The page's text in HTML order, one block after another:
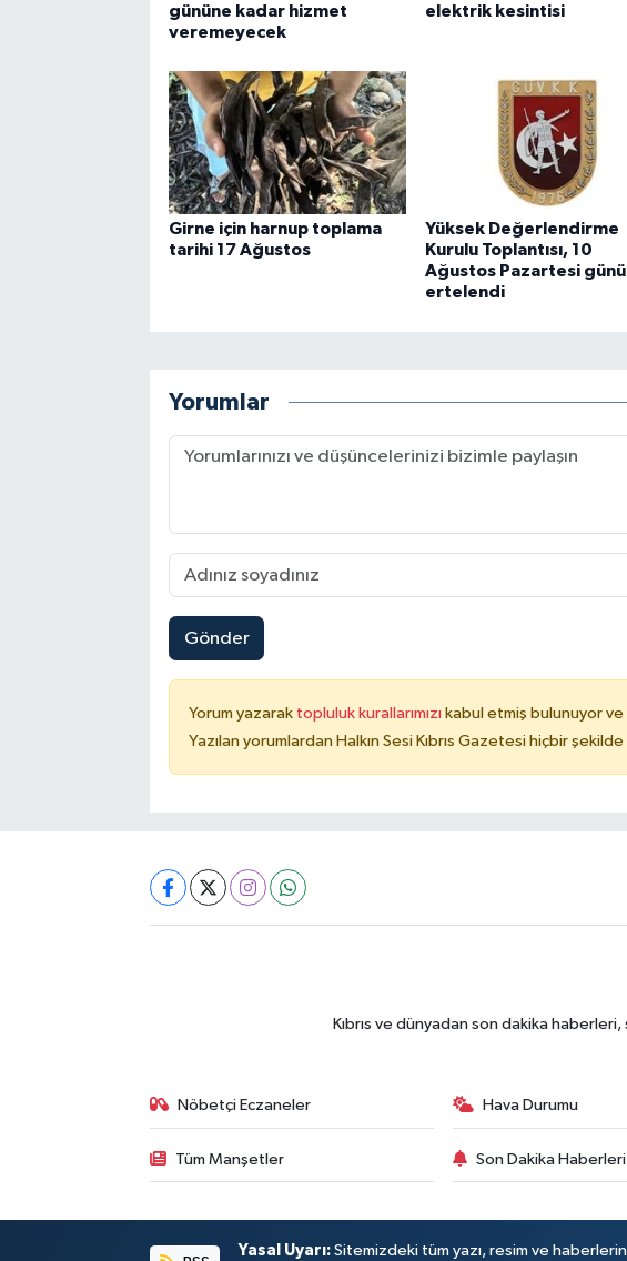
gününe kadar hizmet
veremeyecek
elektrik kesintisi
Girne için harnup toplama
tarihi 17 Ağustos
Yüksek Değerlendirme
Kurulu Toplantısı, 10
Ağustos Pazartesi
ertelendi
Yorumlar
Gönder
Yorum yazarak topluluk kurallarımızı kabul etmiş bulunuyor
Yazılan yorumlardan Halkın Sesi Kıbrıs Gazetesi hiçbir
Kıbrıs ve dünyadan son dakika
Nöbetçi Eczaneler Hava Durumu
Tüm Manşetler Son Dakika Haberleri
Yasal Uyarı: Sitemizdeki tüm yazı, resim ve haberlerin